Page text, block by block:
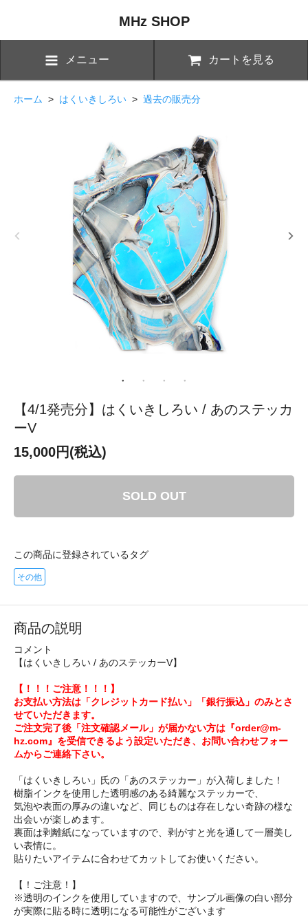
MHz SHOP
メニュー カートを見る
ホーム > はくいきしろい > 過去の販売分
【4/1発売分】はくいきしろい / あのステッカ
ーV
15,000円(税込)
SOLD OUT
この商品に登録されているタグ
その他
商品の説明
コメント
【はくいきしろい / あのステッカーV】
【！！！ご注意！！！】
お支払い方法は「クレジットカード払い」「銀行振込」のみとさ
せていただきます。
ご注文完了後「注文確認メール」が届かない方は『order@m-
hz.com』を受信できるよう設定いただき、お問い合わせフォー
ムからご連絡下さい。
「はくいきしろい」氏の「あのステッカー」が入荷しました！
樹脂インクを使用した透明感のある綺麗なステッカーで、
気泡や表面の厚みの違いなど、同じものは存在しない奇跡の様な
出会いが楽しめます。
裏面は剥離紙になっていますので、剥がすと光を通して一層美し
い表情に。
貼りたいアイテムに合わせてカットしてお使いください。
【！ご注意！】
※透明のインクを使用していますので、サンプル画像の白い部分
が実際に貼る時に透明になる可能性がございます